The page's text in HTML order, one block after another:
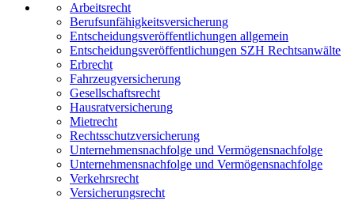
Arbeitsrecht
Berufsunfähigkeitsversicherung
Entscheidungs­­veröffentlichungen allgemein
Entscheidungs­veröffentlichungen SZH Rechtsanwälte
Erbrecht
Fahrzeugversicherung
Gesellschaftsrecht
Hausratversicherung
Mietrecht
Rechtsschutzversicherung
Unternehmensnachfolge und Vermögensnachfolge
Unternehmensnachfolge und Vermögensnachfolge
Verkehrsrecht
Versicherungsrecht